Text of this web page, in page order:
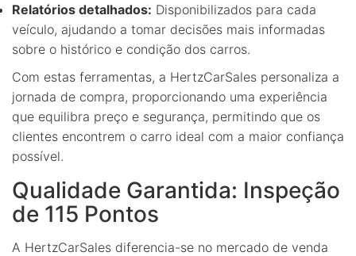
Relatórios detalhados: Disponibilizados para cada
veículo, ajudando a tomar decisões mais informadas
sobre o histórico e condição dos carros.
Com estas ferramentas, a HertzCarSales personaliza a
jornada de compra, proporcionando uma experiência
que equilibra preço e segurança, permitindo que os
clientes encontrem o carro ideal com a maior confiança
possível.
Qualidade Garantida: Inspeção
de 115 Pontos
A HertzCarSales diferencia-se no mercado de venda